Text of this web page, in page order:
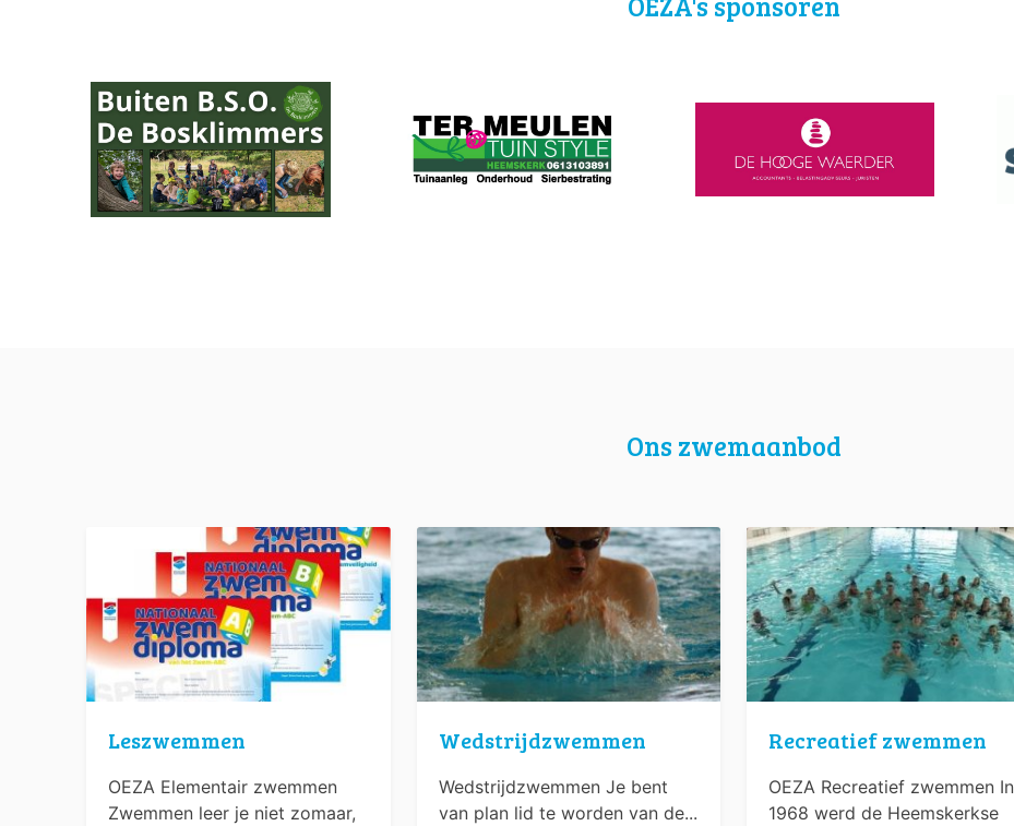
Ons zwemaanbod
Leszwemmen
OEZA Elementair zwemmen
Zwemmen leer je niet zomaar,
Wedstrijdzwemmen
Wedstrijdzwemmen Je bent
van plan lid te worden van de...
Recreatief zwemmen
OEZA Recreatief zwemmen In
1968 werd de Heemskerkse